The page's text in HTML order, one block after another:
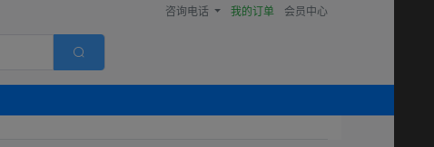
咨询电话 我的订单 会员中心